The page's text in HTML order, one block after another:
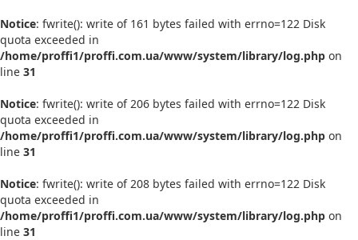
Notice: fwrite(): write of 161 bytes failed with errno=122 Disk
quota exceeded in
/home/proffi1/proffi.com.ua/www/system/library/log.php on
line 31
Notice: fwrite(): write of 206 bytes failed with errno=122 Disk
quota exceeded in
/home/proffi1/proffi.com.ua/www/system/library/log.php on
line 31
Notice: fwrite(): write of 208 bytes failed with errno=122 Disk
quota exceeded in
/home/proffi1/proffi.com.ua/www/system/library/log.php on
line 31